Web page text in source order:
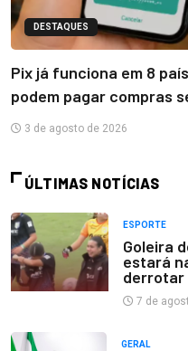
DESTAQUES
Pix já funciona em 8
podem pagar compras
3 de agosto de 2026
ÚLTIMAS NOTÍCIAS
ESPORTE
Goleira
estará
derrotar
7 de
GERAL